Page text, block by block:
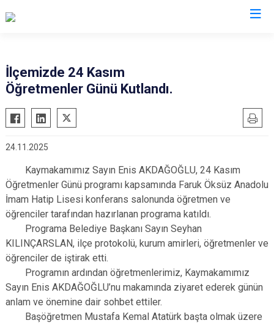
Başmakçı
Bayat
Çay
Çobanlar
Dazkırı
Dinar
Emirdağ
Evciler
Hocalar
Sandıklı
Şuhut
Sultandağı
Sinanpaşa
İlçemizde 24 Kasım
Öğretmenler Günü Kutlandı.
24.11.2025
Kaymakamımız Sayın Enis AKDAĞOĞLU, 24 Kasım
Öğretmenler Günü programı kapsamında Faruk Öksüz Anadolu
İmam Hatip Lisesi konferans salonunda öğretmen ve
öğrenciler tarafından hazırlanan programa katıldı.
Programa Belediye Başkanı Sayın Seyhan
KILINÇARSLAN, ilçe protokolü, kurum amirleri, öğretmenler ve
öğrenciler de iştirak etti.
Programın ardından öğretmenlerimiz, Kaymakamımız
Sayın Enis AKDAĞOĞLU’nu makamında ziyaret ederek günün
anlam ve önemine dair sohbet ettiler.
Başöğretmen Mustafa Kemal Atatürk başta olmak üzere